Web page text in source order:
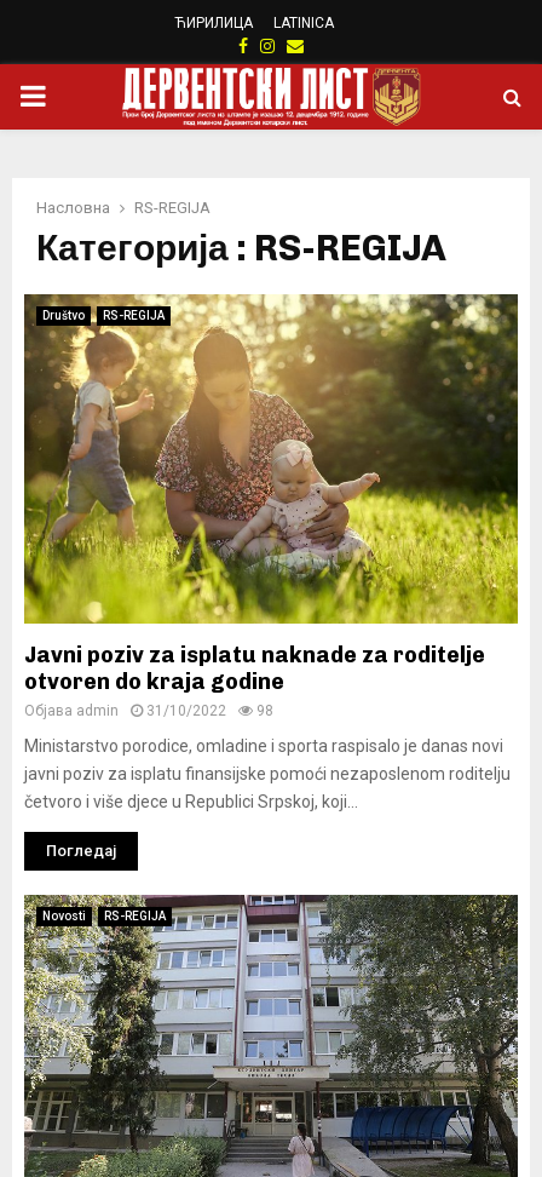
ЋИРИЛИЦА LATINICA
Facebook
Instagram
Email
PRIMARY
Насловна RS-REGIJA
Категорија : RS-REGIJA
Društvo RS-REGIJA
Javni poziv za isplatu naknade za roditelje
otvoren do kraja godine
Објава admin 31/10/2022 98
Ministarstvo porodice, omladine i sporta raspisalo je danas novi
javni poziv za isplatu finansijske pomoći nezaposlenom roditelju
četvoro i više djece u Republici Srpskoj, koji...
Погледај
Novosti RS-REGIJA